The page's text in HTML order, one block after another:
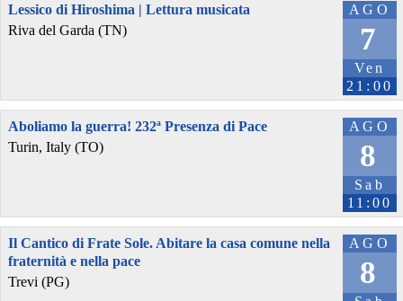
AGO
7
Ven
21:00
Lessico di Hiroshima | Lettura musicata
Riva del Garda (TN)
AGO
8
Sab
11:00
Aboliamo la guerra! 232ª Presenza di Pace
Turin, Italy (TO)
AGO
8
Il Cantico di Frate Sole. Abitare la casa comune nella
fraternità e nella pace
Trevi (PG)